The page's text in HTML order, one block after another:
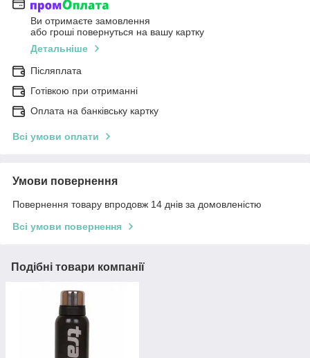
Ви отримаєте замовлення
або гроші повернуться на вашу картку
Детальніше
Післяплата
Готівкою при отриманні
Оплата на банківську картку
Всі умови оплати
Умови повернення
Повернення товару впродовж 14 днів за домовленістю
Всі умови повернення
Подібні товари компанії